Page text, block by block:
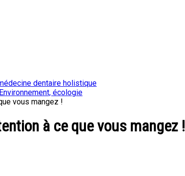
dentaire holistique
écologie
vous mangez !
à ce que vous mangez !